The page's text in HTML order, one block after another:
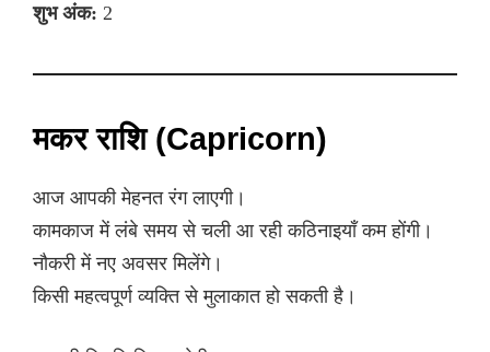
शुभ अंक: 2
मकर राशि (Capricorn)
आज आपकी मेहनत रंग लाएगी।
कामकाज में लंबे समय से चली आ रही कठिनाइयाँ कम होंगी।
नौकरी में नए अवसर मिलेंगे।
किसी महत्वपूर्ण व्यक्ति से मुलाकात हो सकती है।